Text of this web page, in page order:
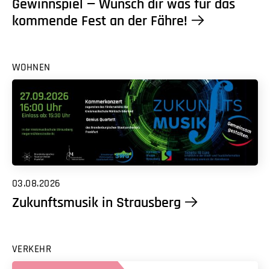
Gewinnspiel — Wünsch dir was für das
kommende Fest an der Fähre!
WOHNEN
03.08.2026
Zukunftsmusik in Strausberg
VERKEHR